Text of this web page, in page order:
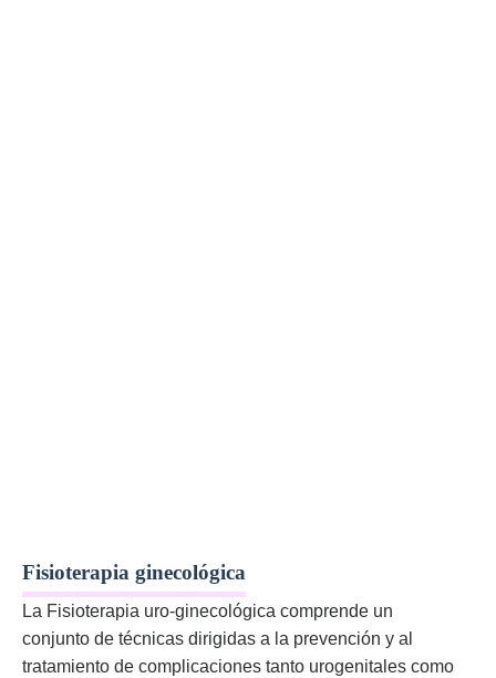
Fisioterapia ginecológica
La Fisioterapia uro-ginecológica comprende un
conjunto de técnicas dirigidas a la prevención y al
tratamiento de complicaciones tanto urogenitales como